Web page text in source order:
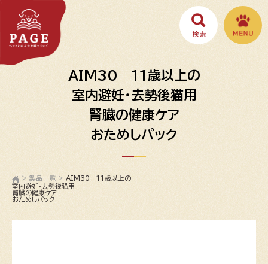
AIM30 11歳以上の
室内避妊・去勢後猫用
腎臓の健康ケア
おためしパック
> 製品一覧 > AIM30 11歳以上の
室内避妊・去勢後猫用
腎臓の健康ケア
おためしパック